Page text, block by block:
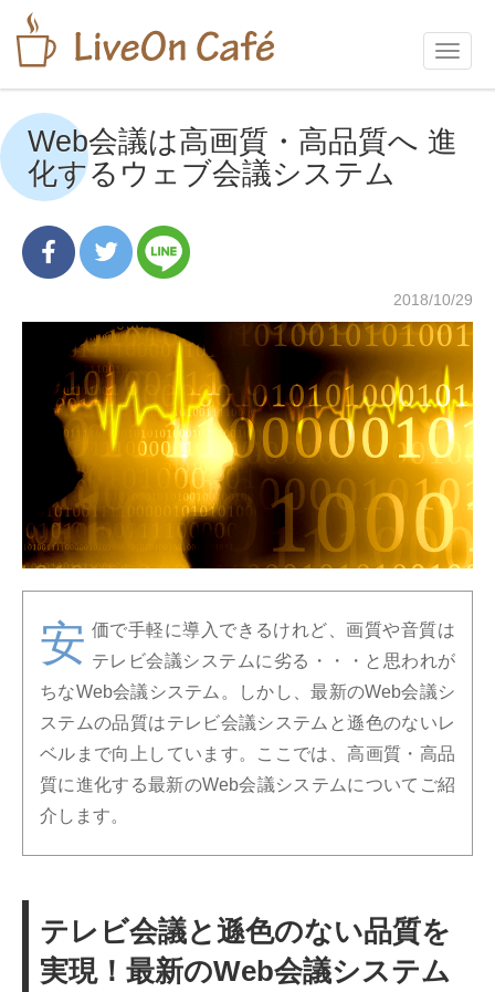
Web会議は高画質・高品質へ 進
化するウェブ会議システム
2018/10/29
安 価で手軽に導入できるけれど、画質や音質は
テレビ会議システムに劣る・・・と思われが
ちなWeb会議システム。しかし、最新のWeb会議シ
ステムの品質はテレビ会議システムと遜色のないレ
ベルまで向上しています。ここでは、高画質・高品
質に進化する最新のWeb会議システムについてご紹
介します。
テレビ会議と遜色のない品質を
実現！最新のWeb会議システム